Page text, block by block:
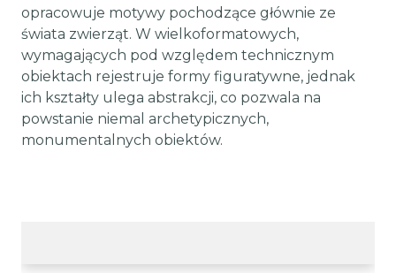
opracowuje motywy pochodzące głównie ze
świata zwierząt. W wielkoformatowych,
wymagających pod względem technicznym
obiektach rejestruje formy figuratywne, jednak
ich kształty ulega abstrakcji, co pozwala na
powstanie niemal archetypicznych,
monumentalnych obiektów.